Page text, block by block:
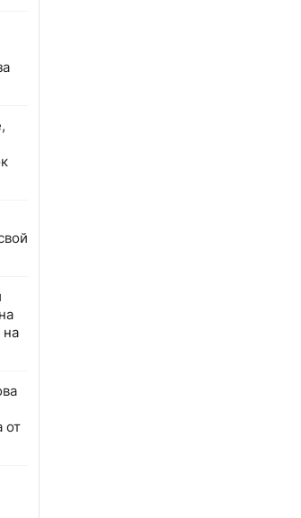
на
от